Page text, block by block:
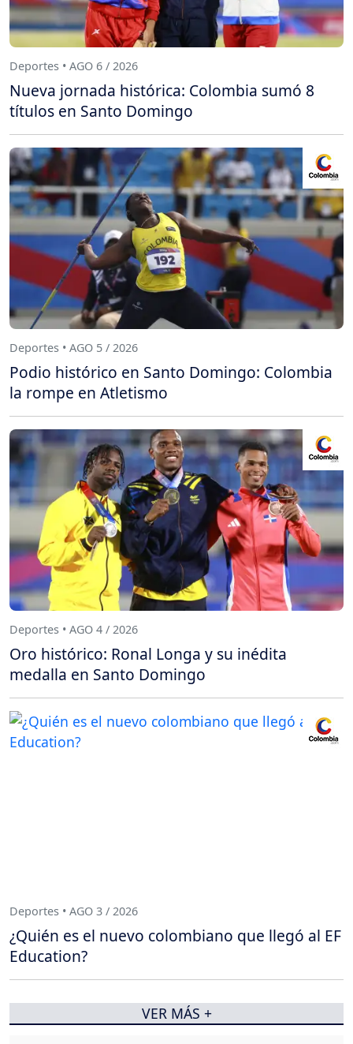
Deportes • AGO 6 / 2026
Nueva jornada histórica: Colombia sumó 8
títulos en Santo Domingo
Deportes • AGO 5 / 2026
Podio histórico en Santo Domingo: Colombia
la rompe en Atletismo
Deportes • AGO 4 / 2026
Oro histórico: Ronal Longa y su inédita
medalla en Santo Domingo
Deportes • AGO 3 / 2026
¿Quién es el nuevo colombiano que llegó al EF
Education?
VER MÁS +